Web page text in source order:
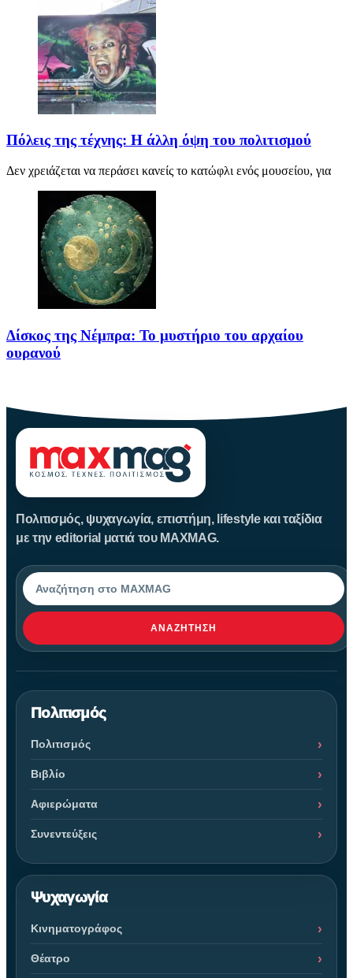
Πόλεις της τέχνης: Η άλλη όψη του πολιτισμού
Δεν χρειάζεται να περάσει κανείς το κατώφλι ενός μουσείου, για
Δίσκος της Νέμπρα: Το μυστήριο του αρχαίου
ουρανού
Πολιτισμός, ψυχαγωγία, επιστήμη, lifestyle και ταξίδια
με την editorial ματιά του MAXMAG.
Αναζήτηση
ΑΝΑΖΉΤΗΣΗ
Πολιτισμός
Πολιτισμός
Βιβλίο
Αφιερώματα
Συνεντεύξεις
Ψυχαγωγία
Κινηματογράφος
Θέατρο